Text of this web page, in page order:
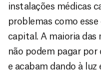
instalações médicas
problemas como esse
capital. A maioria das
não podem pagar por
e acabam dando à luz